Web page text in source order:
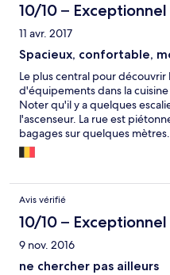
10/10 – Exceptionnel
11 avr. 2017
Spacieux, confortable,
Le plus central pour
d'équipements dans la
Noter qu'il y a quelques
l'ascenseur. La rue est
bagages sur quelques
Avis vérifié
10/10 – Exceptionnel
9 nov. 2016
ne chercher pas ailleurs